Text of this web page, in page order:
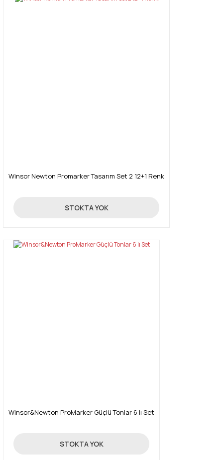
Winsor Newton Promarker Tasarım Set 2 12+1 Renk
214,30 TL
STOKTA YOK
Winsor&Newton ProMarker Güçlü Tonlar 6 lı Set
131,18 TL
STOKTA YOK